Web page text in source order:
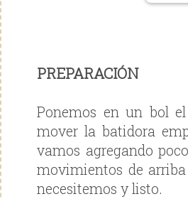
PREPARACIÓN
Ponemos en un bol
mover la batidora
vamos agregando
movimientos de
necesitemos y listo.